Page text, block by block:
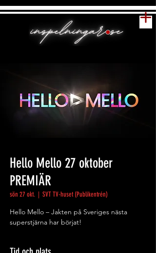
Hello Mello 27 oktober
PREMIÄR
sön 27 okt.
  |
SVT TV-huset (Publikentrén)
Hello Mello – Jakten på Sveriges nästa
superstjärna har börjat!